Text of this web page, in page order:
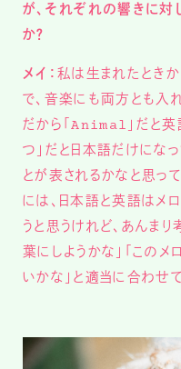
が、それぞれの響きに対
か？
メイ：私は生まれたとき
で、音楽にも両方とも入
だから「Animal」だと英
つ」だと日本語だけにな
とが表されるかなと思っ
には、日本語と英語はメ
うと思うけれど、あんま
葉にしようかな」「この
いかな」と適当に合わせ